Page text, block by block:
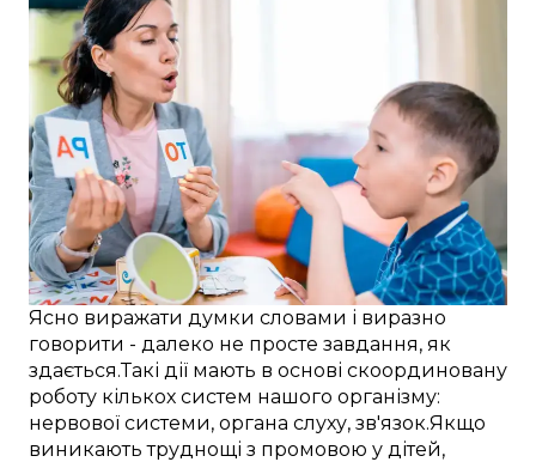
Ясно виражати думки словами і виразно
говорити - далеко не просте завдання, як
здається.Такі дії мають в основі скоординовану
роботу кількох систем нашого організму:
нервової системи, органа слуху, зв'язок.Якщо
виникають труднощі з промовою у дітей,